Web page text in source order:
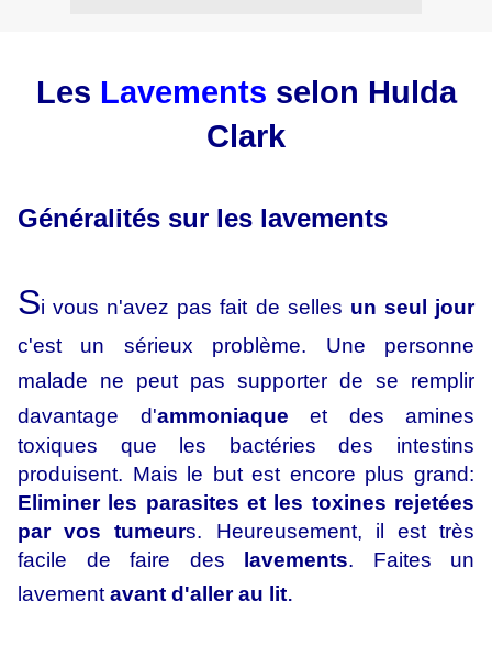
Les Lavements selon Hulda
Clark
Généralités sur les lavements
Si vous n'avez pas fait de selles un seul jour
c'est un sérieux problème. Une personne
malade ne peut pas supporter de se remplir
davantage d'ammoniaque et des amines
toxiques que les bactéries des intestins
produisent. Mais le but est encore plus grand:
Eliminer les parasites et les toxines rejetées
par vos tumeurs. Heureusement, il est très
facile de faire des
lavements. Faites un
lavement avant d'aller au lit.